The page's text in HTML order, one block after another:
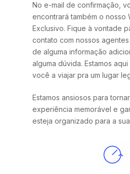
No e-mail de confirmação,
encontrará também o nosso
Exclusivo. Fique à vontade
contato com nossos
de alguma informação
alguma dúvida. Estamos
você a viajar pra um lugar
Estamos ansiosos para
experiência memorável e
esteja organizado para a